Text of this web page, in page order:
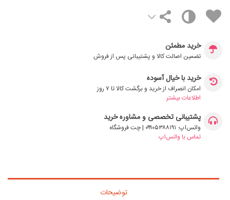
خرید مطمئن
تضمین اصالت کالا و پشتیبانی پس از فروش
خرید با خیال آسوده
امکان انصراف از خرید و برگشت کالا تا ۷ روز
اطلاعات بیشتر
پشتیبانی تخصصی و مشاوره خرید
واتس‌اپ: ۰۹۹۰۵۳۸۸۱۹۱ | چت فروشگاه
تماس با واتس‌اپ
توضیحات